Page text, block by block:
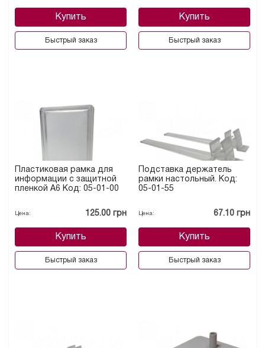
Купить
Быстрый заказ
Купить
Быстрый заказ
Пластиковая рамка для
информации с защитной
пленкой А6 Код: 05-01-00
Цена: 125.00 грн
Купить
Быстрый заказ
Подставка держатель
рамки настольный. Код:
05-01-55
Цена: 67.10 грн
Купить
Быстрый заказ